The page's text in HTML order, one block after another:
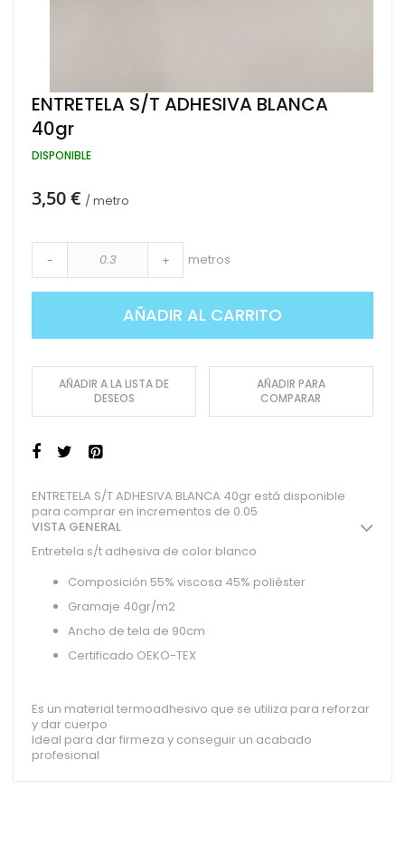
Saltar
al
comienzo
la
de
imágenes
ENTRETELA S/T ADHESIVA BLANCA
40gr
DISPONIBLE
3,50 € / metro
- + metros
AÑADIR AL CARRITO
AÑADIR A LA LISTA DE
DESEOS
AÑADIR PARA
COMPARAR
ENTRETELA S/T ADHESIVA BLANCA 40gr está disponible
para comprar en incrementos de 0.05
VISTA GENERAL
Entretela s/t adhesiva de color blanco
Composición 55% viscosa 45% poliéster
Gramaje 40gr/m2
Ancho de tela de 90cm
Certificado OEKO-TEX
Es un material termoadhesivo que se utiliza para reforzar
y dar cuerpo
Ideal para dar firmeza y conseguir un acabado
profesional